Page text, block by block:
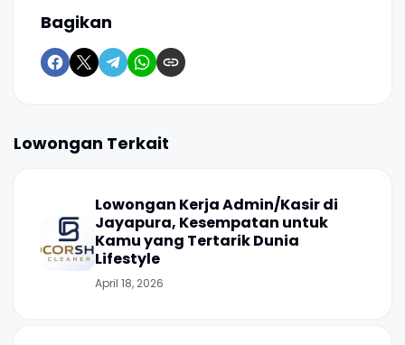
Bagikan
Lowongan Terkait
Lowongan Kerja Admin/Kasir di
Jayapura, Kesempatan untuk
Kamu yang Tertarik Dunia
Lifestyle
April 18, 2026